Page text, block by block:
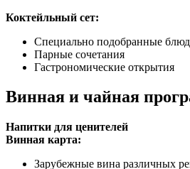
Коктейльный сет:
Специально подобранные
Парные сочетания
Гастрономические открытия
Винная и чайная
Напитки для ценителей
Винная карта:
Зарубежные вина различных